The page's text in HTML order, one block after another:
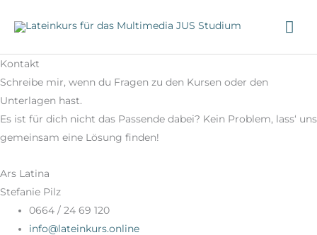
Inhalt
Kontakt
Schreibe mir, wenn du Fragen zu den Kursen oder den
Unterlagen hast.
Es ist für dich nicht das Passende dabei? Kein Problem, lass‘ uns
gemeinsam eine Lösung finden!
Ars Latina
Stefanie Pilz
0664 / 24 69 120
info@lateinkurs.online